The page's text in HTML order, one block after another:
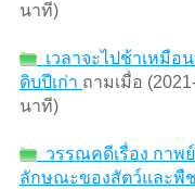
นาที)
เวลาจะไปช้าเหมือ
ดิบปีเก่า ถามเมื่อ
นาที)
วรรณคดีเรื่อง กาพ
ลักษณะของสัตว์และพื